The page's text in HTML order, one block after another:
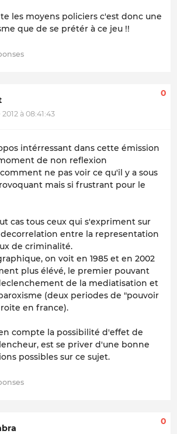
les moyens policiers c'est donc une
que de se prétér à ce jeu !!
à 08:41:43
0
intérressant dans cette émission
de non reflexion
ne pas voir ce qu'il y a sous
mais si frustrant pour le
cas tous ceux qui s'expriment sur
decorrelation entre la representation
de criminalité.
on voit en 1985 et en 2002
plus élévé, le premier pouvant
de la mediatisation et
(deux periodes de "pouvoir
en france).
compte la possibilité d'effet de
est se priver d'une bonne
possibles sur ce sujet.
0